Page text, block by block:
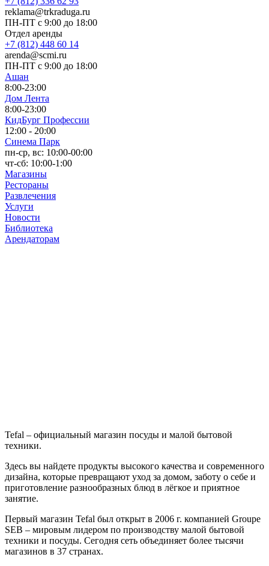
reklama@trkraduga.ru
ПН-ПТ с 9:00 до 18:00
Отдел аренды
+7 (812) 448 60 14
arenda@scmi.ru
ПН-ПТ с 9:00 до 18:00
Ашан
8:00-23:00
Дом Лента
8:00-23:00
КидБург Профессии
12:00 - 20:00
Синема Парк
пн-ср, вс: 10:00-00:00
чт-сб: 10:00-1:00
Магазины
Рестораны
Развлечения
Услуги
Новости
Библиотека
Арендаторам
Tefal – официальный магазин посуды и малой бытовой
техники.
Здесь вы найдете продукты высокого качества и современного
дизайна, которые превращают уход за домом, заботу о себе и
приготовление разнообразных блюд в лёгкое и приятное
занятие.
Первый магазин Tefal был открыт в 2006 г. компанией Groupe
SEB – мировым лидером по производству малой бытовой
техники и посуды. Сегодня сеть объединяет более тысячи
магазинов в 37 странах.